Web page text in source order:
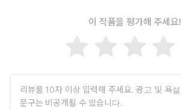
이 작품을 평가해 주세요!